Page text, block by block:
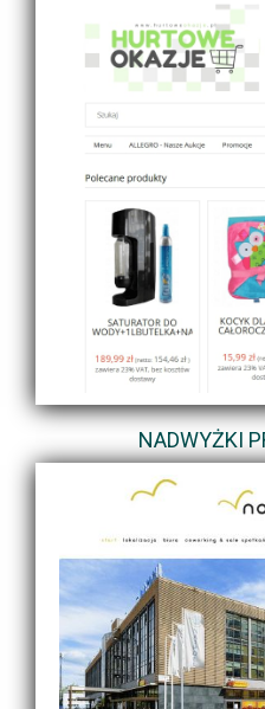
NADWYŻKI